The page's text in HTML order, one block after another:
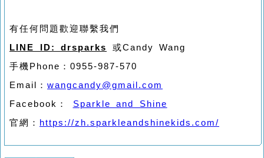
有任何問題歡迎聯繫我們
LINE ID: drsparks
或Candy Wang
手機Phone：0955-987-570
Email： wangcandy@gmail.com
Facebook： Sparkle and Shine
官網：
https://zh.sparkleandshinekids.com/